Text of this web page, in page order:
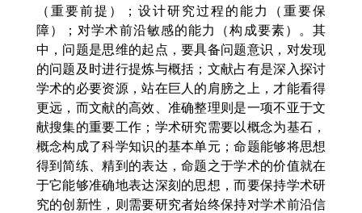
（重要前提）；设计研究过程的能力（重要保
障）；对学术前沿敏感的能力（构成要素）。其
中，问题是思维的起点，要具备问题意识，对发现
的问题及时进行提炼与概括；文献占有是深入探讨
学术的必要资源，站在巨人的肩膀之上，才能看得
更远，而文献的高效、准确整理则是一项不亚于文
献搜集的重要工作；学术研究需要以概念为基石，
概念构成了科学知识的基本单元；命题能够将思想
得到简练、精到的表达，命题之于学术的价值就在
于它能够准确地表达深刻的思想，而要保持学术研
究的创新性，则需要研究者始终保持对学术前沿信